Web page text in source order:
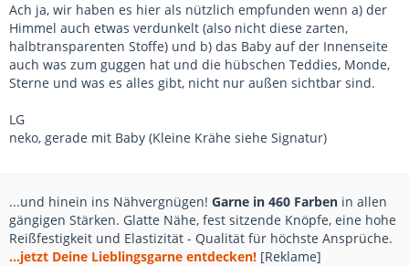
Ach ja, wir haben es hier als nützlich empfunden wenn a) der
Himmel auch etwas verdunkelt (also nicht diese zarten,
halbtransparenten Stoffe) und b) das Baby auf der Innenseite
auch was zum guggen hat und die hübschen Teddies, Monde,
Sterne und was es alles gibt, nicht nur außen sichtbar sind.
LG
neko, gerade mit Baby (Kleine Krähe siehe Signatur)
...und hinein ins Nähvergnügen! Garne in 460 Farben in allen
gängigen Stärken. Glatte Nähe, fest sitzende Knöpfe, eine hohe
Reißfestigkeit und Elastizität - Qualität für höchste Ansprüche.
...jetzt Deine Lieblingsgarne entdecken! [Reklame]